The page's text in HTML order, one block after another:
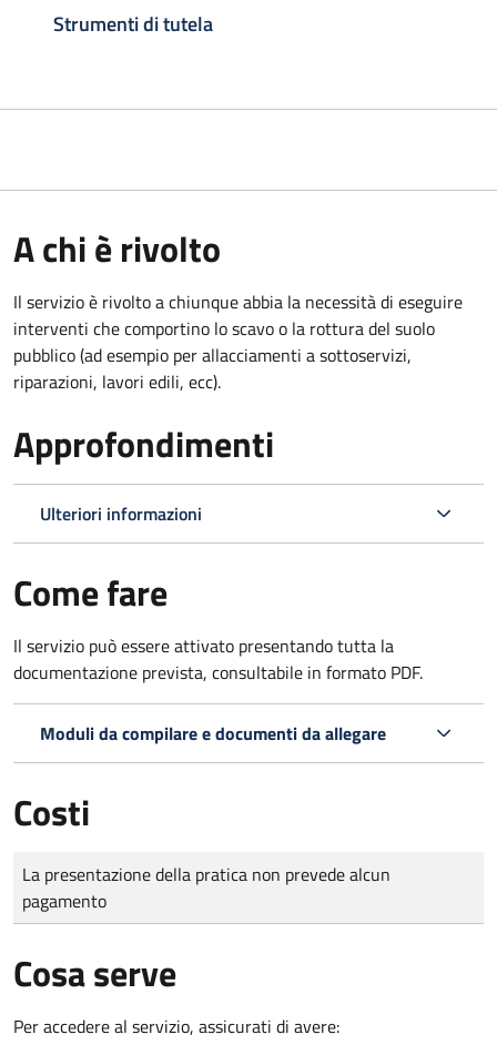
Strumenti di tutela
A chi è rivolto
Il servizio è rivolto a chiunque abbia la necessità di eseguire
interventi che comportino lo scavo o la rottura del suolo
pubblico (ad esempio per allacciamenti a sottoservizi,
riparazioni, lavori edili, ecc).
Approfondimenti
Ulteriori informazioni
Come fare
Il servizio può essere attivato presentando tutta la
documentazione prevista, consultabile in formato PDF.
Moduli da compilare e documenti da allegare
Costi
Tipo di pagamento
Importo
La presentazione della pratica non prevede alcun
pagamento
Cosa serve
Per accedere al servizio, assicurati di avere: